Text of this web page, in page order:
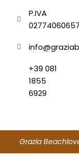
P.IVA
02774060657
+39 081
1855
6929
Grazia